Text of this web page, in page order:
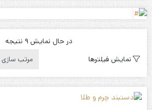
در حال نمایش 9 نتیجه
نمایش فیلترها